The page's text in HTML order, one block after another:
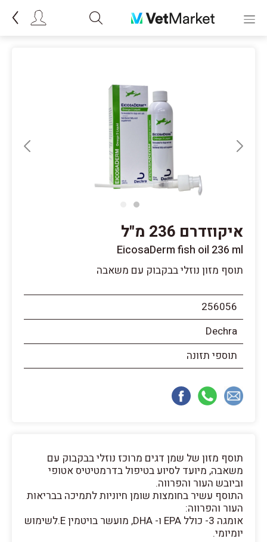
איקוזדרם 236 מ"ל
EicosaDerm fish oil 236 ml
תוסף מזון נוזלי בבקבוק עם משאבה
256056
Dechra
תוספי תזונה
תוסף מזון של שמן דגים מרוכז נוזלי בבקבוק עם
משאבה, מיועד לסיוע בטיפול בדרמטיטיס אטופי
וביובש העור והפרווה.
התוסף עשיר בחומצות שומן חיוניות לתמיכה בבריאות
העור והפרווה:
אומגה 3- כולל EPA ו- DHA, מועשר בויטמין E.לשימוש
יומיומי.